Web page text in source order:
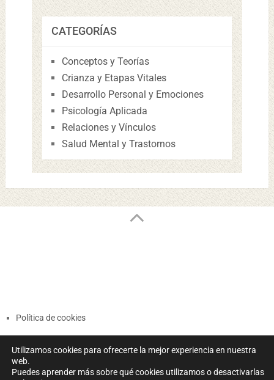
CATEGORÍAS
Conceptos y Teorías
Crianza y Etapas Vitales
Desarrollo Personal y Emociones
Psicología Aplicada
Relaciones y Vínculos
Salud Mental y Trastornos
Política de cookies
Términos y Condiciones
Política de Privacidad
Utilizamos cookies para ofrecerte la mejor experiencia en nuestra
web.
Puedes aprender más sobre qué cookies utilizamos o desactivarlas